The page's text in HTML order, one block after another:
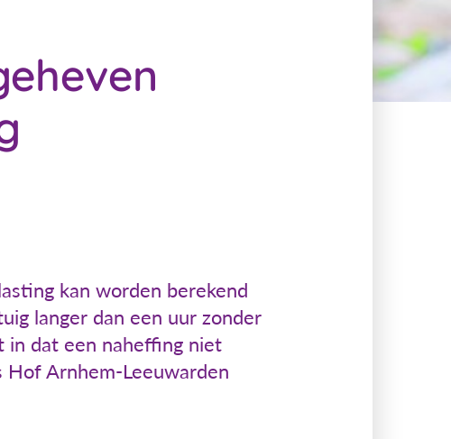
kan worden berekend
langer dan een uur zonder
in dat een naheffing niet
Arnhem-Leeuwarden